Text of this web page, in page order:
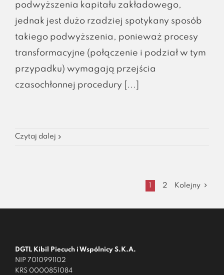
podwyższenia kapitału zakładowego,
jednak jest dużo rzadziej spotykany sposób
takiego podwyższenia, ponieważ procesy
transformacyjne (połączenie i podział w tym
przypadku) wymagają przejścia
czasochłonnej procedury [...]
Czytaj dalej
1 2 Kolejny
DGTL Kibil Piecuch i Wspólnicy S.K.A.
NIP 7010991102
KRS 0000851084